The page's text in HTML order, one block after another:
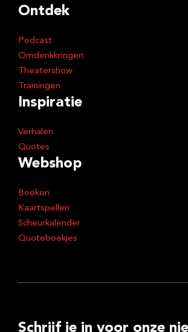
Ontdek
Podcast
Omdenkkringen
Theatershow
Trainingen
Inspiratie
Verhalen
Quotes
Webshop
Boeken
Kaartspellen
Scheurkalender
Quoteboekjes
Schrijf je in voor onze